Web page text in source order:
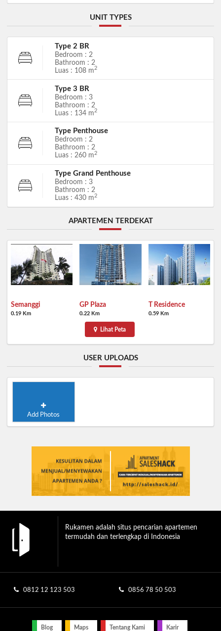
UNIT TYPES
Type 2 BR
Bedroom : 2
Bathroom : 2
Luas : 108 m2
Type 3 BR
Bedroom : 3
Bathroom : 2
Luas : 134 m2
Type Penthouse
Bedroom : 2
Bathroom : 2
Luas : 260 m2
Type Grand Penthouse
Bedroom : 3
Bathroom : 2
Luas : 430 m 2
APARTEMEN TERDEKAT
Semanggi
0.19 Km
GP Plaza
0.22 Km
T Residence
0.59 Km
Lihat Peta
USER UPLOADS
Add Photos
Rukamen adalah situs pencarian apartemen
termudah dan terlengkap di Indonesia
0812 12 123 503 0856 78 50 503
Blog Maps Tentang Kami Karir